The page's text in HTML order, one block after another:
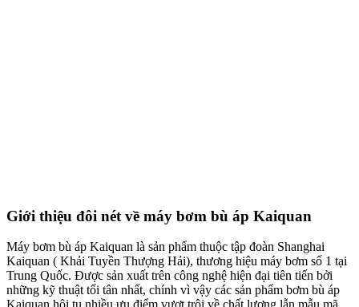
Giới thiệu đôi nét về máy bơm bù áp Kaiquan
Máy bơm bù áp Kaiquan là sản phẩm thuộc tập đoàn Shanghai
Kaiquan ( Khải Tuyền Thượng Hải), thương hiệu máy bơm số 1 tại
Trung Quốc. Được sản xuất trên công nghệ hiện đại tiên tiến bởi
những kỹ thuật tối tân nhất, chính vì vậy các sản phẩm bơm bù áp